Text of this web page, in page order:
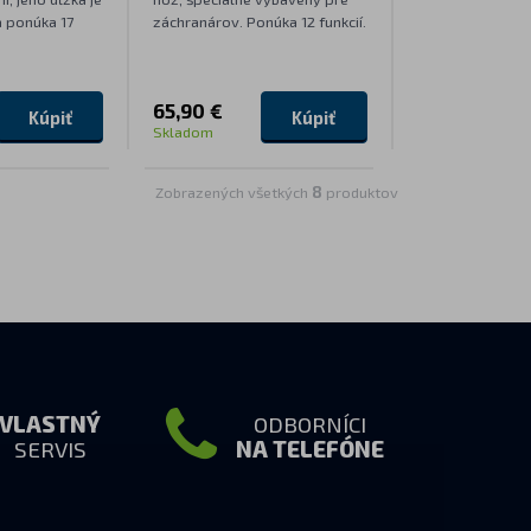
17
Kúpiť
záchranárov. Ponúka 12 funkcií.
65,90 €
Skladom
Kúpiť
Zobrazených všetkých 8 produktov
VLASTNÝ
SERVIS
ODBORNÍCI
NA TELEFÓNE